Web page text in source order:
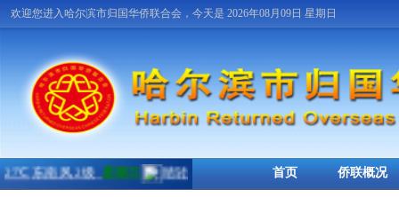
欢迎您进入哈尔滨市归国华侨联合会，今天是 2026年08月09日 星期日
首页 侨联概况